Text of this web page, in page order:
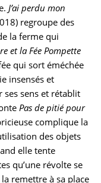
J’ai perdu mon
regroupe des
la ferme qui
et la Fée Pompette
qui sort éméchée
insensés et
ses sens et rétablit
Pas de pitié pour
complique la
des objets
elle tente
qu’une révolte se
remettre à sa place